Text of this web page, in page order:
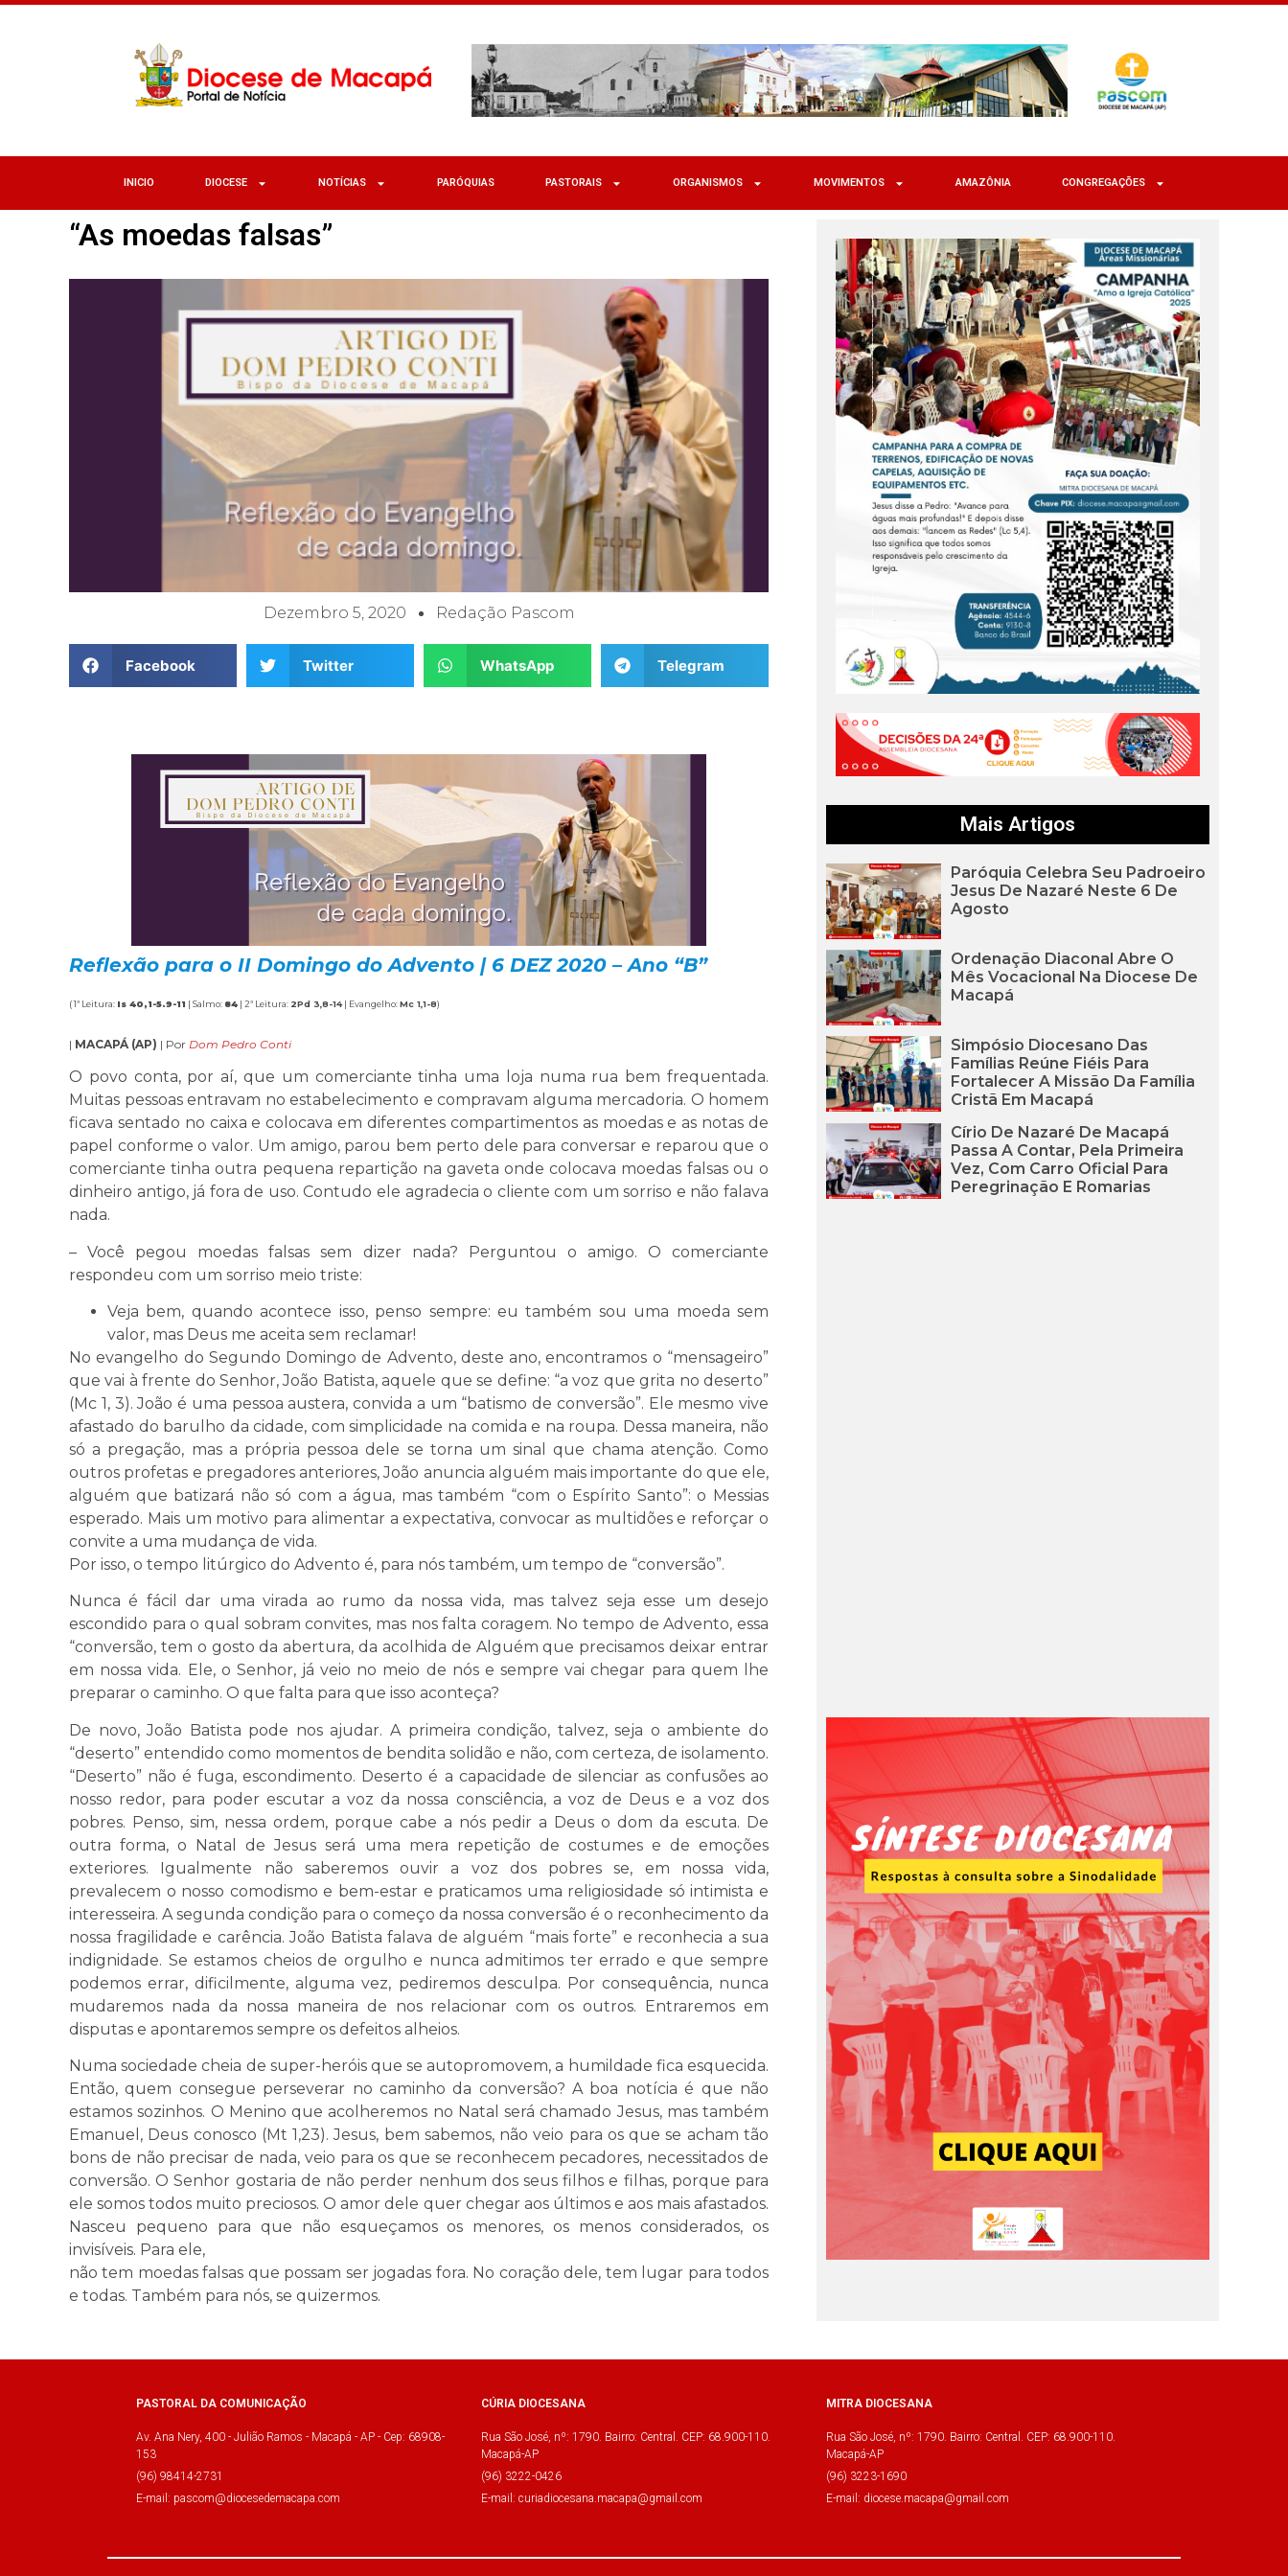
INICIO DIOCESE NOTÍCIAS PARÓQUIAS PASTORAIS ORGANISMOS MOVIMENTOS AMAZÔNIA CONGREGAÇÕES
“As moedas falsas”
Dezembro 5, 2020 Redação Pascom
Facebook Twitter WhatsApp Telegram
Reflexão para o II Domingo do Advento | 6 DEZ 2020 – Ano “B”
( 1ª Leitura: Is 40,1-5.9-11 | Salmo: 84 | 2ª Leitura: 2Pd 3,8-14| Evangelho:Mc 1,1-8)
| MACAPÁ (AP) | Por Dom Pedro Conti
O povo conta, por aí, que um comerciante tinha uma loja numa rua bem frequentada.
Muitas pessoas entravam no estabelecimento e compravam alguma mercadoria. O homem
ficava sentado no caixa e colocava em diferentes compartimentos as moedas e as notas de
papel conforme o valor. Um amigo, parou bem perto dele para conversar e reparou que o
comerciante tinha outra pequena repartição na gaveta onde colocava moedas falsas ou o
dinheiro antigo, já fora de uso. Contudo ele agradecia o cliente com um sorriso e não falava
nada.
– Você pegou moedas falsas sem dizer nada? Perguntou o amigo. O comerciante
respondeu com um sorriso meio triste:
Veja bem, quando acontece isso, penso sempre: eu também sou uma moeda sem
valor, mas Deus me aceita sem reclamar!
No evangelho do Segundo Domingo de Advento, deste ano, encontramos o “mensageiro”
que vai à frente do Senhor, João Batista, aquele que se define: “a voz que grita no deserto”
(Mc 1, 3). João é uma pessoa austera, convida a um “batismo de conversão”. Ele mesmo vive
afastado do barulho da cidade, com simplicidade na comida e na roupa. Dessa maneira, não
só a pregação, mas a própria pessoa dele se torna um sinal que chama atenção. Como
outros profetas e pregadores anteriores, João anuncia alguém mais importante do que ele,
alguém que batizará não só com a água, mas também “com o Espírito Santo”: o Messias
esperado. Mais um motivo para alimentar a expectativa, convocar as multidões e reforçar o
convite a uma mudança de vida.
Por isso, o tempo litúrgico do Advento é, para nós também, um tempo de “conversão”.
Nunca é fácil dar uma virada ao rumo da nossa vida, mas talvez seja esse um desejo
escondido para o qual sobram convites, mas nos falta coragem. No tempo de Advento, essa
“conversão, tem o gosto da abertura, da acolhida de Alguém que precisamos deixar entrar
em nossa vida. Ele, o Senhor, já veio no meio de nós e sempre vai chegar para quem lhe
preparar o caminho. O que falta para que isso aconteça?
De novo, João Batista pode nos ajudar. A primeira condição, talvez, seja o ambiente do
“deserto” entendido como momentos de bendita solidão e não, com certeza, de isolamento.
“Deserto” não é fuga, escondimento. Deserto é a capacidade de silenciar as confusões ao
nosso redor, para poder escutar a voz da nossa consciência, a voz de Deus e a voz dos
pobres. Penso, sim, nessa ordem, porque cabe a nós pedir a Deus o dom da escuta. De
outra forma, o Natal de Jesus será uma mera repetição de costumes e de emoções
exteriores. Igualmente não saberemos ouvir a voz dos pobres se, em nossa vida,
prevalecem o nosso comodismo e bem-estar e praticamos uma religiosidade só intimista e
interesseira. A segunda condição para o começo da nossa conversão é o reconhecimento da
nossa fragilidade e carência. João Batista falava de alguém “mais forte” e reconhecia a sua
indignidade. Se estamos cheios de orgulho e nunca admitimos ter errado e que sempre
podemos errar, dificilmente, alguma vez, pediremos desculpa. Por consequência, nunca
mudaremos nada da nossa maneira de nos relacionar com os outros. Entraremos em
disputas e apontaremos sempre os defeitos alheios.
Numa sociedade cheia de super-heróis que se autopromovem, a humildade fica esquecida.
Então, quem consegue perseverar no caminho da conversão? A boa notícia é que não
estamos sozinhos. O Menino que acolheremos no Natal será chamado Jesus, mas também
Emanuel, Deus conosco (Mt 1,23). Jesus, bem sabemos, não veio para os que se acham tão
bons de não precisar de nada, veio para os que se reconhecem pecadores, necessitados de
conversão. O Senhor gostaria de não perder nenhum dos seus filhos e filhas, porque para
ele somos todos muito preciosos. O amor dele quer chegar aos últimos e aos mais afastados.
Nasceu pequeno para que não esqueçamos os menores, os menos considerados, os
invisíveis. Para ele,
não tem moedas falsas que possam ser jogadas fora. No coração dele, tem lugar para todos
e todas. Também para nós, se quizermos.
Mais Artigos
Paróquia Celebra Seu Padroeiro
Jesus De Nazaré Neste 6 De
Agosto
Ordenação Diaconal Abre O
Mês Vocacional Na Diocese De
Macapá
Simpósio Diocesano Das
Famílias Reúne Fiéis Para
Fortalecer A Missão Da Família
Cristã Em Macapá
Círio De Nazaré De Macapá
Passa A Contar, Pela Primeira
Vez, Com Carro Oficial Para
Peregrinação E Romarias
PASTORAL DA COMUNICAÇÃO
Av. Ana Nery, 400 - Julião Ramos - Macapá - AP - Cep: 68908-
153
(96) 98414-2731
E-mail: pascom@diocesedemacapa.com
CÚRIA DIOCESANA
Rua São José, nº: 1790. Bairro: Central. CEP: 68.900-110.
Macapá-AP
(96) 3222-0426
E-mail: curiadiocesana.macapa@gmail.com
MITRA DIOCESANA
Rua São José, nº: 1790. Bairro: Central. CEP: 68.900-110.
Macapá-AP
(96) 3223-1690
E-mail: diocese.macapa@gmail.com